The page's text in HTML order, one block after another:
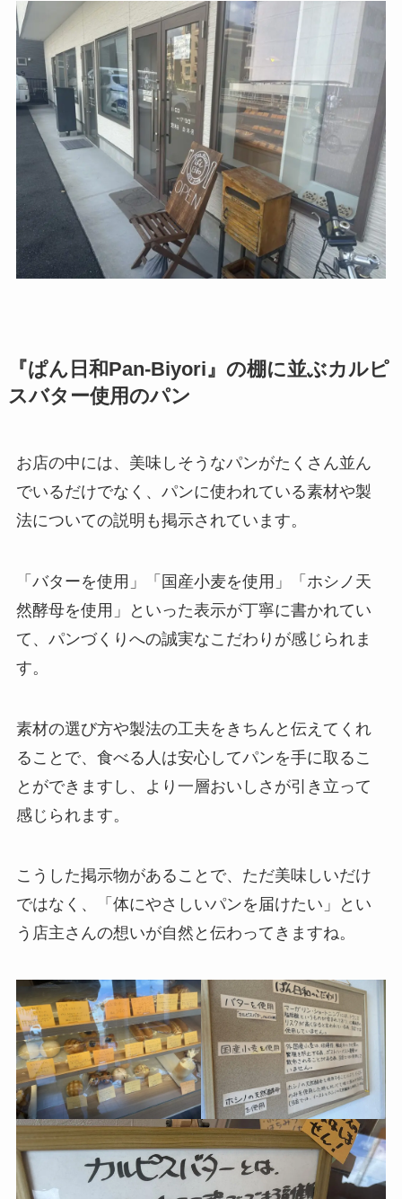
『ぱん日和Pan-Biyori』の棚に並ぶカルピ
スバター使用のパン
お店の中には、美味しそうなパンがたくさん並ん
でいるだけでなく、パンに使われている素材や製
法についての説明も掲示されています。
「バターを使用」「国産小麦を使用」「ホシノ天
然酵母を使用」といった表示が丁寧に書かれてい
て、パンづくりへの誠実なこだわりが感じられま
す。
素材の選び方や製法の工夫をきちんと伝えてくれ
ることで、食べる人は安心してパンを手に取るこ
とができますし、より一層おいしさが引き立って
感じられます。
こうした掲示物があることで、ただ美味しいだけ
ではなく、「体にやさしいパンを届けたい」とい
う店主さんの想いが自然と伝わってきますね。